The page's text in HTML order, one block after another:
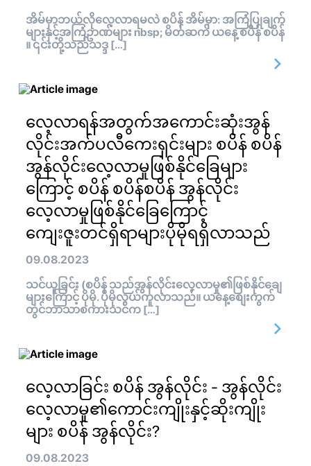
အိမ်မှာဘယ်လိုလေ့လာရမလဲ စပိန် အိမ်မှာ: အကြံပြုချက်
များနှင့်အကြံဥာဏ်များ nbsp; မိတ်ဆက် ယနေ့ စပိန် စပိန်
။ ၎င်းတို့သည်သဒ္ဒ […]
လေ့လာရန်အတွက်အကောင်းဆုံးအွန်
လိုင်းအက်ပလီကေးရှင်းများ စပိန် စပိန်
အွန်လိုင်းလေ့လာမှုဖြစ်နိုင်ခြေများ
ကြောင့် စပိန် စပိန်စပိန် အွန်လိုင်း
လေ့လာမှုဖြစ်နိုင်ခြေကြောင့်
ကျေးဇူးတင်ရှိရာများပိုမိုရရှိလာသည်
09.08.2023
သင်ယူခြင်း (စပိန် သည်အွန်လိုင်းလေ့လာမှု၏ဖြစ်နိုင်ချေ
များကြောင့် ပိုမို. ပိုမိုလွယ်ကူလာသည်။ ယနေ့စျေးကွက်
တွင်ဘာသာစကားသင်က […]
လေ့လာခြင်း စပိန် အွန်လိုင်း - အွန်လိုင်း
လေ့လာမှု၏ကောင်းကျိုးနှင့်ဆိုးကျိုး
များ စပိန် အွန်လိုင်း?
09.08.2023